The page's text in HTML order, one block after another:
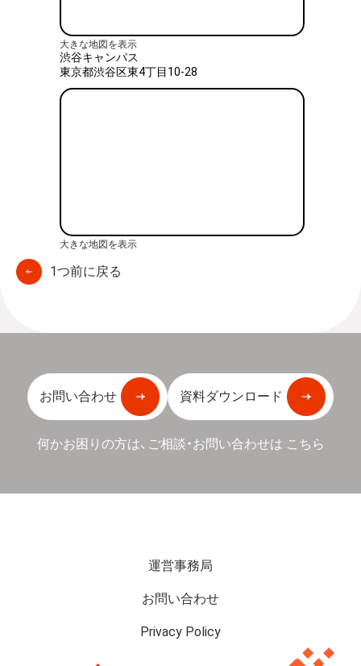
大きな地図を表示
渋谷キャンパス
東京都渋谷区東4丁目10-28
大きな地図を表示
1つ前に戻る
お問い合わせ 資料ダウンロード
何かお困りの方は、ご相談・お問い合わせは こちら
運営事務局
お問い合わせ
Privacy Policy